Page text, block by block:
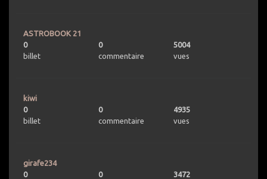
ASTROBOOK 21
0
billet
0
commentaire
5004
vues
kiwi
0
billet
0
commentaire
4935
vues
girafe234
0
0
3472